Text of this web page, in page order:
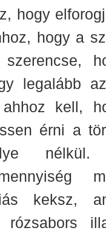
hogy
hogy a
legalább
kell,
érni a
keksz,